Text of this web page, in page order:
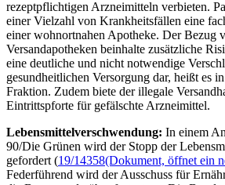
rezeptpflichtigen Arzneimitteln verbieten.
einer Vielzahl von Krankheitsfällen eine
einer wohnortnahen Apotheke. Der Bezug
Versandapotheken beinhalte zusätzliche
eine deutliche und nicht notwendige
gesundheitlichen Versorgung dar, heißt es
Fraktion. Zudem biete der illegale
Eintrittspforte für gefälschte Arzneimittel.
Lebensmittelverschwendung: In einem
90/Die Grünen wird der Stopp der
gefordert (19/14358(Dokument, öffnet ein
Federführend wird der Ausschuss für